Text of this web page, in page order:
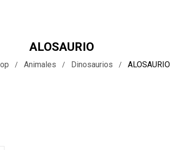
ALOSAURIO
Animales Dinosaurios ALOSAURIO